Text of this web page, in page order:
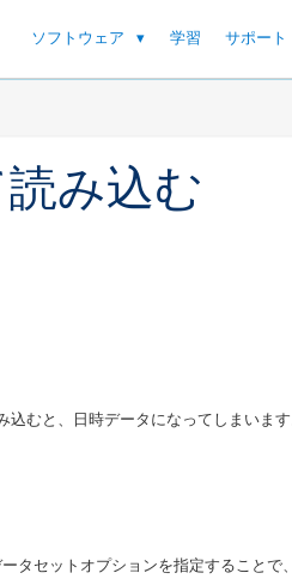
ソフトウェア 学習 サポート
み込む
むと、日時データになってしまいます
セットオプションを指定すること